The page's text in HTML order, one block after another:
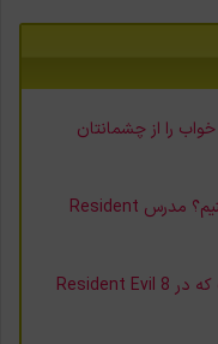
ترسناک برتر سال 2021 که خواب را از چشمانتان
چگونه در دنیای زامبی زده آشپزی کنیم؟ مدرس Resident
نیمه‌ی تاریک کریس ردفیلد چیست که در Resident Evil 8